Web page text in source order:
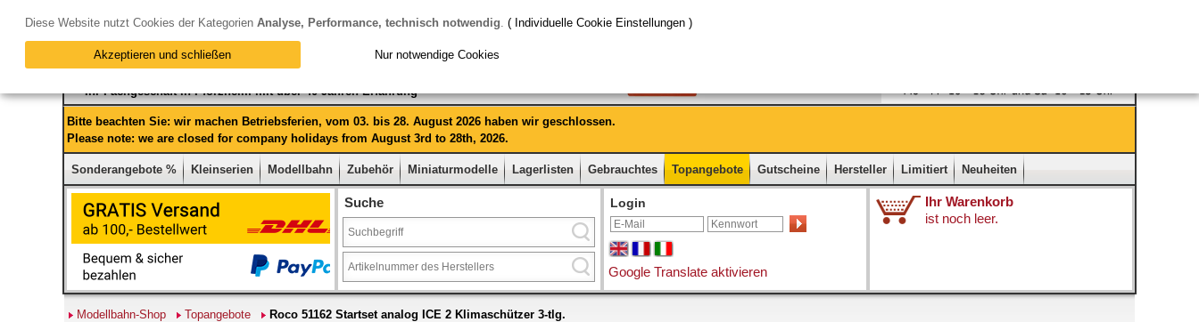
Ihr Fachgeschäft in Pforzheim mit über 40 Jahren Erfahrung
Bitte beachten Sie: wir machen Betriebsferien, vom 03. bis 28. August 2026 haben wir geschlossen.
Please note: we are closed for company holidays from August 3rd to 28th, 2026.
Sonderangebote % Kleinserien Modellbahn Zubehör Miniaturmodelle Lagerlisten Gebrauchtes Topangebote Gutscheine Hersteller Limitiert Neuheiten
Suche Login
Google Translate aktivieren
Ihr Warenkorb
ist noch leer.
Modellbahn-Shop Topangebote Roco 51162 Startset analog ICE 2 Klimaschützer 3-tlg.
Diese Website nutzt Cookies der Kategorien Analyse, Performance, technisch notwendig. ( Individuelle Cookie Einstellungen )
Akzeptieren und schließen Nur notwendige Cookies